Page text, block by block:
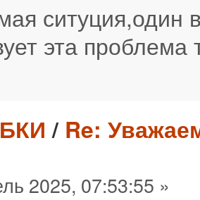
ситуция,один
эта проблема
/ Re:
2025, 07:53:55 »